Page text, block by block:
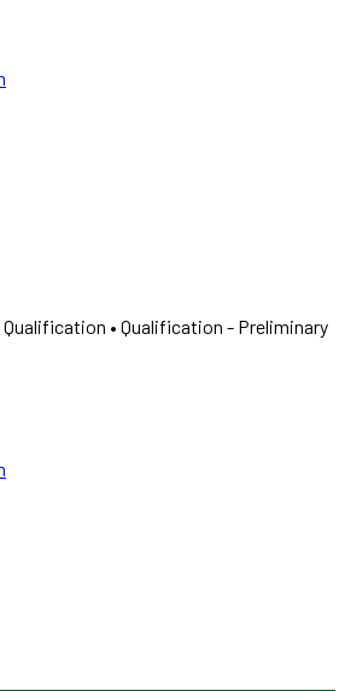
• Qualification - Preliminary